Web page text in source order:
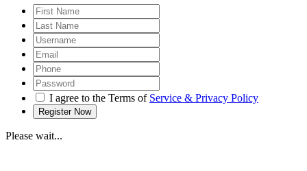
I agree to the Terms of Service & Privacy Policy
Please wait...